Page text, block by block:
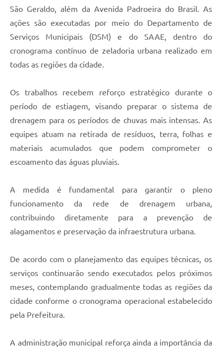
FAQ
São Geraldo, além da Avenida Padroeira do Brasil. As
ações são executadas por meio do Departamento de
Serviços Municipais (DSM) e do SAAE, dentro do
cronograma contínuo de zeladoria urbana realizado em
todas as regiões da cidade.
Os trabalhos recebem reforço estratégico durante o
período de estiagem, visando preparar o sistema de
drenagem para os períodos de chuvas mais intensas. As
equipes atuam na retirada de resíduos, terra, folhas e
materiais acumulados que podem comprometer o
escoamento das águas pluviais.
A medida é fundamental para garantir o pleno
funcionamento da rede de drenagem urbana,
contribuindo diretamente para a prevenção de
alagamentos e preservação da infraestrutura urbana.
De acordo com o planejamento das equipes técnicas, os
serviços continuarão sendo executados pelos próximos
meses, contemplando gradualmente todas as regiões da
cidade conforme o cronograma operacional estabelecido
pela Prefeitura.
A administração municipal reforça ainda a importância da